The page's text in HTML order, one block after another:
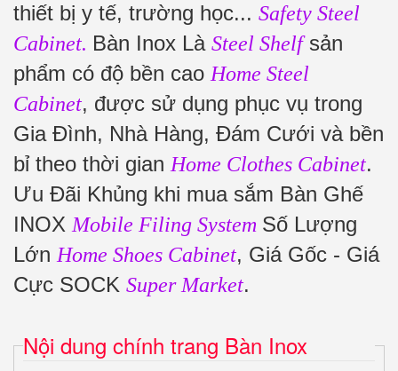
thiết bị y tế, trường học... Safety Steel
Cabinet. Bàn Inox Là Steel Shelfsản
phẩm có độ bền cao Home Steel
Cabinet, được sử dụng phục vụ trong
Gia Đình, Nhà Hàng, Đám Cưới và bền
bỉ theo thời gian Home Clothes Cabinet.
Ưu Đãi Khủng khi mua sắm Bàn Ghế
INOX Mobile Filing System Số Lượng
Lớn Home Shoes Cabinet, Giá Gốc - Giá
Cực SOCK Super Market.
Nội dung chính trang Bàn Inox